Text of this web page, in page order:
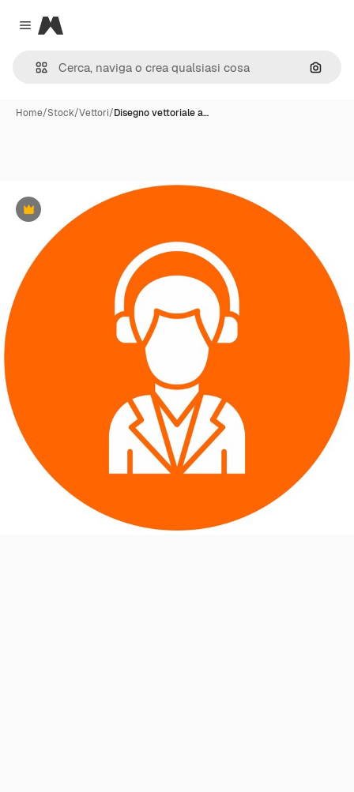
Close menu
Magnific
Cerca
Home/Stock/Vettori/Disegno vettoriale a…
Premium